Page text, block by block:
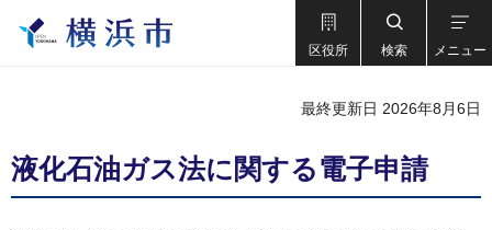
区役所 検索 メニュー
最終更新日 2026年8月6日
液化石油ガス法に関する電子申請